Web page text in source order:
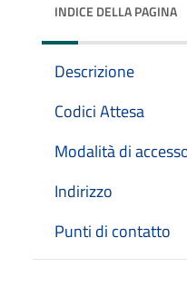
INDICE DELLA PAGINA
Descrizione
Codici Attesa
Modalità di
Indirizzo
Punti di contatto